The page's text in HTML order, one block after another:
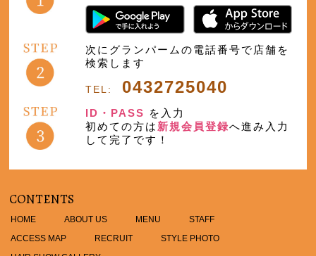
次にグランパームの電話番号で店舗を
検索します
TEL: 0432725040
ID・PASS を入力
初めての方は 新規会員登録へ進み入力
して完了です！
CONTENTS
HOME ABOUT US MENU
STAFF
ACCESS MAP
RECRUIT
STYLE PHOTO